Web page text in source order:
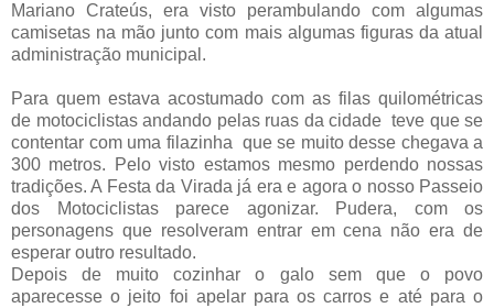
Mariano Crateús, era visto perambulando com algumas
camisetas na mão junto com mais algumas figuras da atual
administração municipal.
Para quem estava acostumado com as filas quilométricas
de motociclistas andando pelas ruas da cidade teve que se
contentar com uma filazinha que se muito desse chegava a
300 metros. Pelo visto estamos mesmo perdendo nossas
tradições. A Festa da Virada já era e agora o nosso Passeio
dos Motociclistas parece agonizar. Pudera, com os
personagens que resolveram entrar em cena não era de
esperar outro resultado.
Depois de muito cozinhar o galo sem que o povo
aparecesse o jeito foi apelar para os carros e até para o